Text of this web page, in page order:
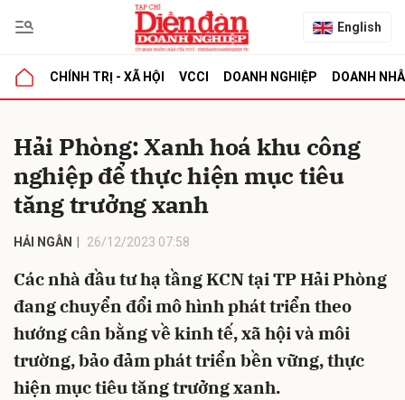
English
CHÍNH TRỊ - XÃ HỘI VCCI DOANH NGHIỆP DOANH
Hải Phòng: Xanh hoá khu công
nghiệp để thực hiện mục tiêu
tăng trưởng xanh
HẢI NGÂN 26/12/2023 07:58
Các nhà đầu tư hạ tầng KCN tại TP Hải Phòng
đang chuyển đổi mô hình phát triển theo
hướng cân bằng về kinh tế, xã hội và môi
trường, bảo đảm phát triển bền vững, thực
hiện mục tiêu tăng trưởng xanh.
luận
Hủy